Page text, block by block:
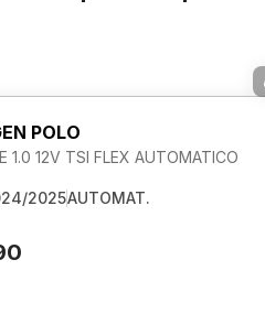
POLO
1.0 12V TSI FLEX AUTOMATICO
2025AUTOMAT.